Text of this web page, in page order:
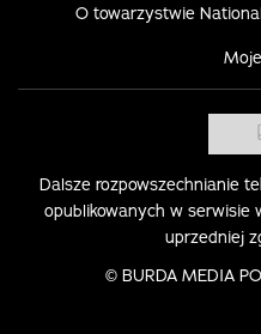
O towarzystwie
Dalsze rozpowszechnianie
opublikowanych w serwisie
uprzedniej
© BURDA MEDIA